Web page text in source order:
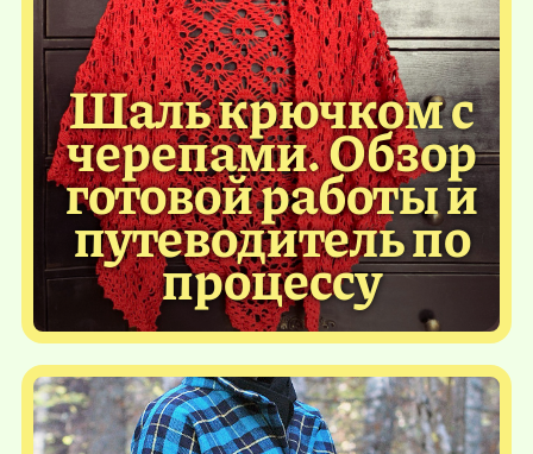
Шаль крючком с
черепами. Обзор
готовой работы и
путеводитель по
процессу